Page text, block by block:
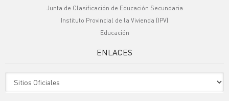
Junta de Clasificación de Educación Secundaria
Instituto Provincial de la Vivienda (IPV)
Educación
ENLACES